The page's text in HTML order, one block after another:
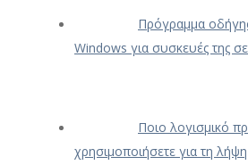
Πρόγραμμα
Windows για συσκευές της
Ποιο λογισμικό
χρησιμοποιήσετε για τη λήψη